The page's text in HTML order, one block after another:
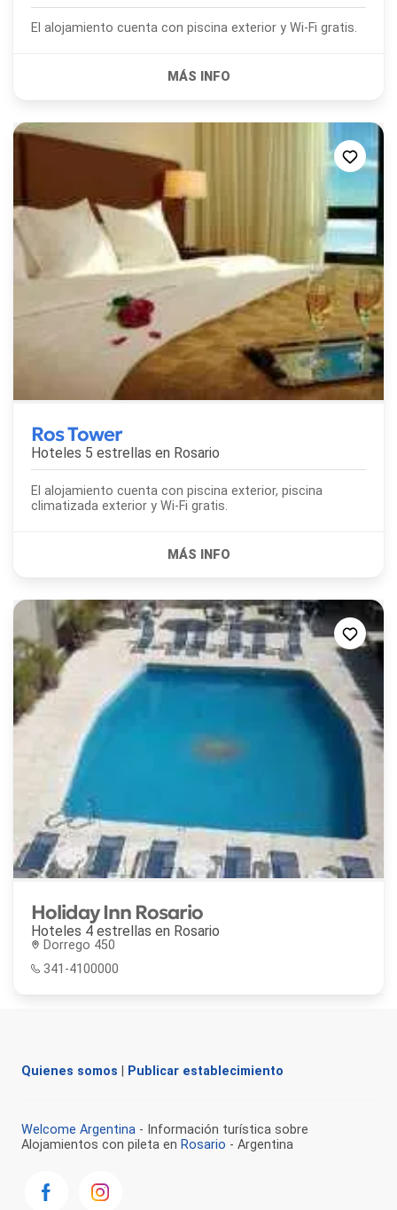
El alojamiento cuenta con piscina exterior y Wi-Fi gratis.
Ros Tower
Hoteles 5 estrellas en Rosario
El alojamiento cuenta con piscina exterior, piscina
climatizada exterior y Wi-Fi gratis.
Holiday Inn Rosario
Hoteles 4 estrellas en Rosario
Dorrego 450
341-4100000
Quienes somos Publicar establecimiento
Welcome Argentina - Información turística sobre
Alojamientos con pileta en Rosario - Argentina